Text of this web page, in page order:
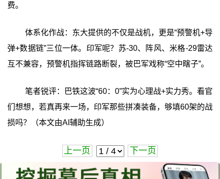
费。
体系化作战：东大提供的不仅是战机，更是“预警机+导
弹+数据链”三位一体。印军呢？苏-30、阵风、米格-29雷达
互不兼容，预警机指挥链路断裂，被巴军戏称“空中瞎子”。
笔者锐评：巴铁这波“60：0”实为心理战+实力秀。看官
们想想，若真再来一场，印军那些拼凑装备，够填60架的战
损吗？（本文由AI辅助生成）
上一页 下一页